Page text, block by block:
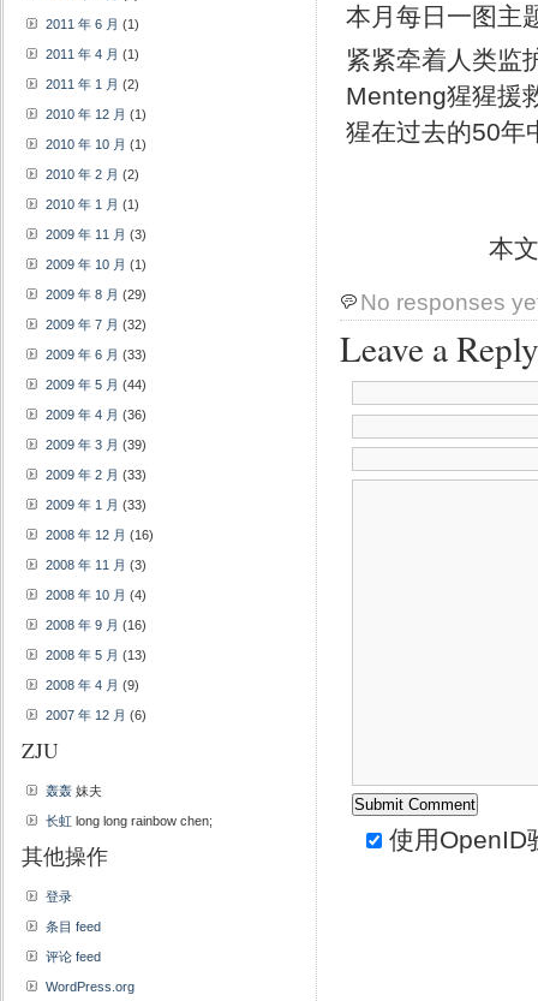
本月每日一图主
紧紧牵着人类监
Menteng猩猩援
猩在过去的50年
本
No responses
Leave a Reply
使用OpenID
2011 年 6 月 (1)
2011 年 4 月 (1)
2011 年 1 月 (2)
2010 年 12 月 (1)
2010 年 10 月 (1)
2010 年 2 月 (2)
2010 年 1 月 (1)
2009 年 11 月 (3)
2009 年 10 月 (1)
2009 年 8 月 (29)
2009 年 7 月 (32)
2009 年 6 月 (33)
2009 年 5 月 (44)
2009 年 4 月 (36)
2009 年 3 月 (39)
2009 年 2 月 (33)
2009 年 1 月 (33)
2008 年 12 月 (16)
2008 年 11 月 (3)
2008 年 10 月 (4)
2008 年 9 月 (16)
2008 年 5 月 (13)
2008 年 4 月 (9)
2007 年 12 月 (6)
ZJU
轰轰 妹夫
长虹 long long rainbow chen;
其他操作
登录
条目 feed
评论 feed
WordPress.org